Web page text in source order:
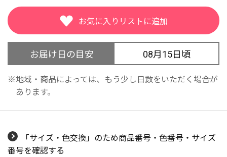
お届け日の目安 08月15日頃
地域・商品によっては、もう少し日数をいただく場合が
あります。
「サイズ・色交換」のため商品番号・色番号・サイズ
番号を確認する